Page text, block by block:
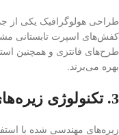
طراحی هولوگرافیک یکی از
کفش‌های اسپرت تابستانی
طرح‌های فانتزی و همچنین
بهره می‌برند.
3. تکنولوژی زیره‌های مهندسی شده:
زیره‌های مهندسی شده با